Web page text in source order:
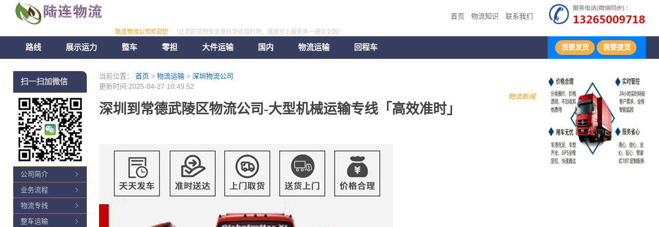
首页 物流知识 联系我们
陆连物流公司欢迎您 （让您的货物安全准时到达目的地，速度至上服务第一通达全国）
路线 展示运力 整车 零担 大件运输 国内 物流运输 回程车 我要发货 我要提货
当前位置： 首页 > 物流运输> 深圳物流公司
更新时间:2025-04-27 10:49:52
物流新闻
深圳到常德武陵区物流公司-大型机械运输专线「高效准时」
扫一扫加微信
公司简介
业务流程
物流专线
整车运输